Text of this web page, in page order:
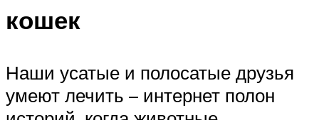
кошек
Наши усатые и полосатые друзья
умеют лечить – интернет полон